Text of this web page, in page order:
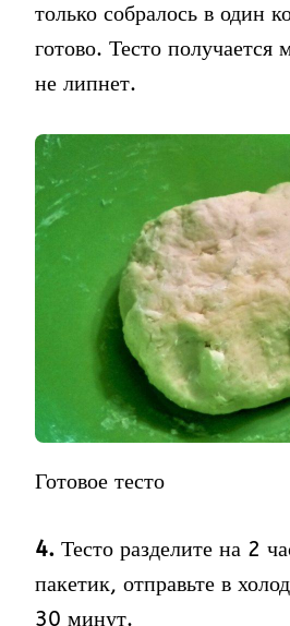
только собралось в один
готово. Тесто получается
не липнет.
Готовое тесто
4. Тесто разделите на 2
пакетик, отправьте в
30 минут.